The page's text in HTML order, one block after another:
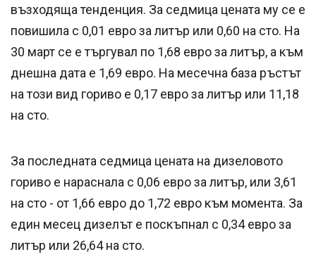
възходяща тенденция. За седмица цената му се е
повишила с 0,01 евро за литър или 0,60 на сто. На
30 март се е търгувал по 1,68 евро за литър, а към
днешна дата е 1,69 евро. На месечна база ръстът
на този вид гориво е 0,17 евро за литър или 11,18
на сто.
За последната седмица цената на дизеловото
гориво е нараснала с 0,06 евро за литър, или 3,61
на сто - от 1,66 евро до 1,72 евро към момента. За
един месец дизелът е поскъпнал с 0,34 евро за
литър или 26,64 на сто.